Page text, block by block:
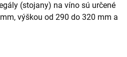
(stojany) na víno sú určené
výškou od 290 do 320 mm a